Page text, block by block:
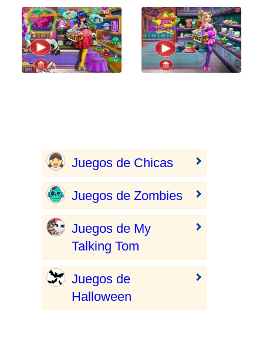
Juegos de Chicas
Juegos de Zombies
Juegos de My
Talking Tom
Juegos de
Halloween